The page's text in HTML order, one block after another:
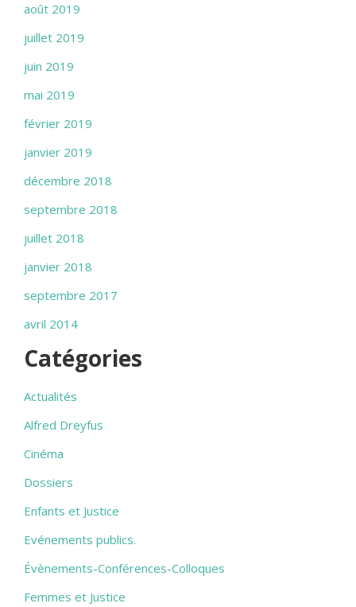
août 2019
juillet 2019
juin 2019
mai 2019
février 2019
janvier 2019
décembre 2018
septembre 2018
juillet 2018
janvier 2018
septembre 2017
avril 2014
Catégories
Actualités
Alfred Dreyfus
Cinéma
Dossiers
Enfants et Justice
Evénements publics.
Évènements-Conférences-Colloques
Femmes et Justice